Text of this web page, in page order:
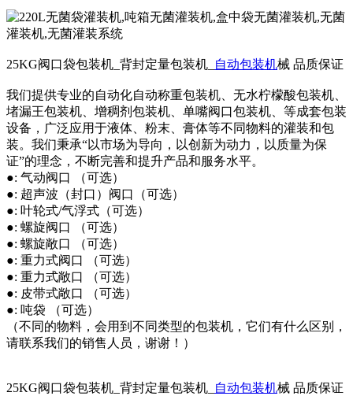
25KG阀口袋包装机_背封定量包装机_ 自动包装机械 品质保证
我们提供专业的自动化自动称重包装机、无水柠檬酸包装机、
堵漏王包装机、增稠剂包装机、单嘴阀口包装机、等成套包装
设备，广泛应用于液体、粉末、膏体等不同物料的灌装和包
装。我们秉承“以市场为导向，以创新为动力，以质量为保
证”的理念，不断完善和提升产品和服务水平。
●: 气动阀口 （可选）
●: 超声波（封口）阀口（可选）
●: 叶轮式/气浮式（可选）
●: 螺旋阀口 （可选）
●: 螺旋敞口 （可选）
●: 重力式阀口 （可选）
●: 重力式敞口 （可选）
●: 皮带式敞口 （可选）
●: 吨袋 （可选）
（不同的物料，会用到不同类型的包装机，它们有什么区别，
请联系我们的销售人员，谢谢！）
25KG阀口袋包装机_背封定量包装机_ 自动包装机械 品质保证